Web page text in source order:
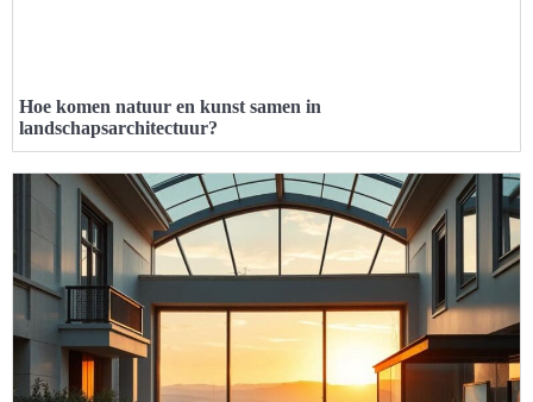
Hoe komen natuur en kunst samen in
landschapsarchitectuur?